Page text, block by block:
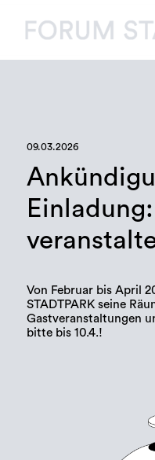
09.03.2026
Von Februar bis April
STADTPARK seine
Gastveranstaltungen
bitte bis 10.4.!